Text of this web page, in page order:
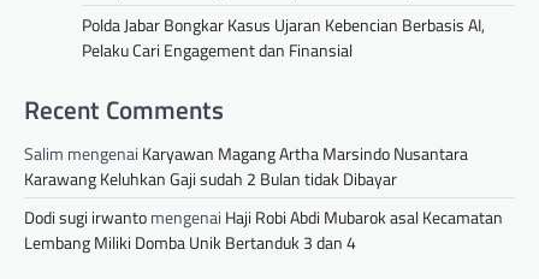
Polda Jabar Bongkar Kasus Ujaran Kebencian Berbasis AI,
Pelaku Cari Engagement dan Finansial
Recent Comments
Salim mengenai Karyawan Magang Artha Marsindo Nusantara
Karawang Keluhkan Gaji sudah 2 Bulan tidak Dibayar
Dodi sugi irwantomengenai Haji Robi Abdi Mubarok asal Kecamatan
Lembang Miliki Domba Unik Bertanduk 3 dan 4